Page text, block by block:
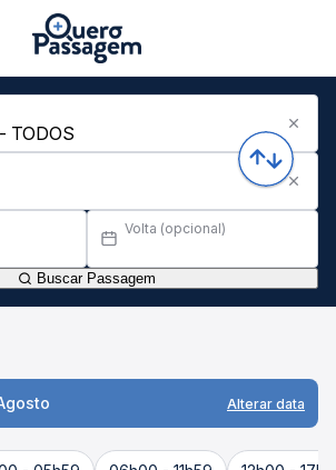
Volta (opcional)
Buscar Passagem
Alterar data